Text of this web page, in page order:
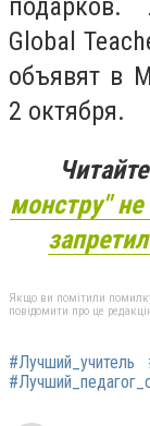
подарков.
Global
объявят в
2 октября.
монстру"
Якщо ви помітили
повідомити про це
#Лучший_учитель